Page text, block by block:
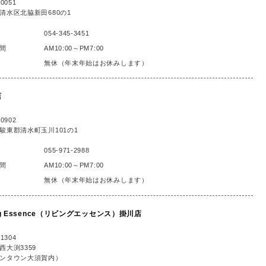
水区北脇新田680の1
054-345-3451
AM10:00～PM7:00
無休（年末年始はお休みします）
東郡清水町玉川101の1
055-971-2988
AM10:00～PM7:00
無休（年末年始はお休みします）
Essence（リビングエッセンス）掛川店
大渕3359
タウン大須賀内）